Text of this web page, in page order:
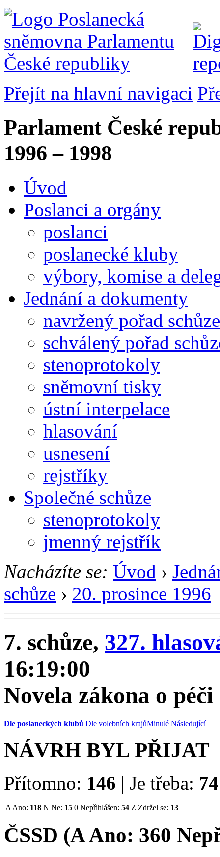
Přejít na hlavní navigaci
Parlament České
1996 – 1998
Úvod
Poslanci a orgány
poslanci
poslanecké kluby
výbory, komise a
Jednání a dokumenty
navržený pořad schůze
schválený pořad
stenoprotokoly
sněmovní tisky
ústní interpelace
hlasování
usnesení
rejstříky
Společné schůze
stenoprotokoly
jmenný rejstřík
Nacházíte se: Úvod ›
schůze › 20. prosince 1996
7. schůze, 327.
16:19:00
Novela zákona o
Dle poslaneckých klubů Dle volebních krajůMinulé Následující
NÁVRH BYL PŘIJAT
Přítomno: 146 | Je třeba: 74
A Ano: 118 N Ne: 15 0 Nepřihlášen: 54 Z Zdržel se: 13
ČSSD (AAno: 360